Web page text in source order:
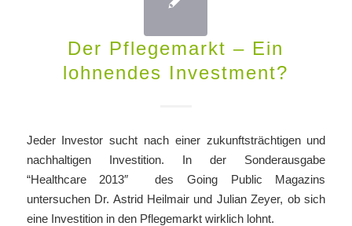
Der Pflegemarkt – Ein
lohnendes Investment?
Jeder Investor sucht nach einer zukunftsträchtigen und
nachhaltigen Investition. In der Sonderausgabe
“Healthcare 2013″ des Going Public Magazins
untersuchen Dr. Astrid Heilmair und Julian Zeyer, ob sich
eine Investition in den Pflegemarkt wirklich lohnt.